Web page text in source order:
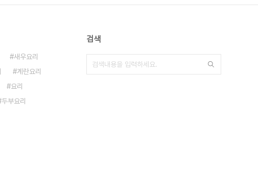
새우요리
계란요리
요리
두부요리
검색